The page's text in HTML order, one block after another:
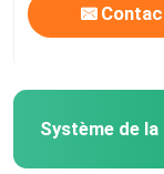
Système de